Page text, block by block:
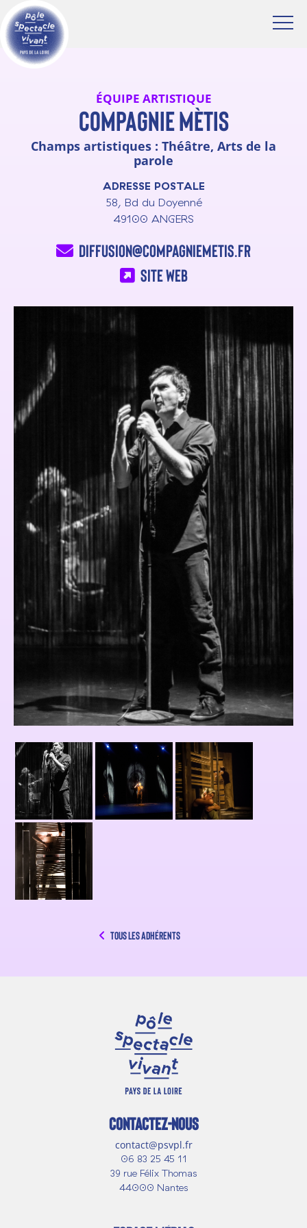
ÉQUIPE ARTISTIQUE
Compagnie Mètis
Champs artistiques : Théâtre, Arts de la
parole
ADRESSE POSTALE
58, Bd du Doyenné
49100 ANGERS
diffusion@compagniemetis.fr
Site web
Tous les adhérents
CONTACTEZ-NOUS
contact@psvpl.fr
06 83 25 45 11
39 rue Félix Thomas
44000 Nantes